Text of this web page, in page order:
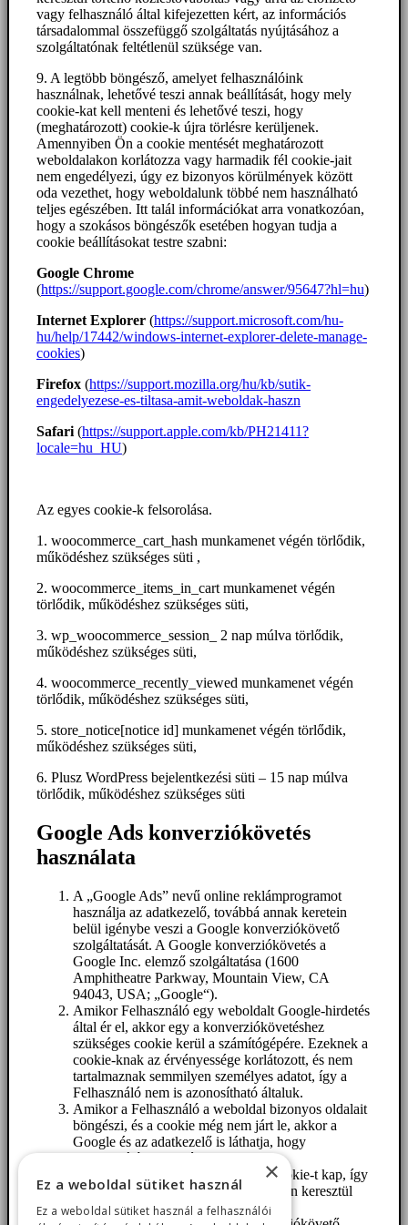
vagy felhasználó által kifejezetten kért, az információs
társadalommal összefüggő szolgáltatás nyújtásához a
szolgáltatónak feltétlenül szüksége van.
9. A legtöbb böngésző, amelyet felhasználóink
használnak, lehetővé teszi annak beállítását, hogy mely
cookie-kat kell menteni és lehetővé teszi, hogy
(meghatározott) cookie-k újra törlésre kerüljenek.
Amennyiben Ön a cookie mentését meghatározott
weboldalakon korlátozza vagy harmadik fél cookie-jait
nem engedélyezi, úgy ez bizonyos körülmények között
oda vezethet, hogy weboldalunk többé nem használható
teljes egészében. Itt talál információkat arra vonatkozóan,
hogy a szokásos böngészők esetében hogyan tudja a
cookie beállításokat testre szabni:
Google Chrome
(https://support.google.com/chrome/answer/95647?hl=hu)
Internet Explorer (https://support.microsoft.com/hu-
hu/help/17442/windows-internet-explorer-delete-manage-
cookies)
Firefox (https://support.mozilla.org/hu/kb/sutik-
engedelyezese-es-tiltasa-amit-weboldak-haszn
Safari (https://support.apple.com/kb/PH21411?
locale=hu_HU)
Az egyes cookie-k felsorolása.
1. woocommerce_cart_hash munkamenet végén törlődik,
működéshez szükséges süti ,
2. woocommerce_items_in_cart munkamenet végén
törlődik, működéshez szükséges süti,
3. wp_woocommerce_session_ 2 nap múlva törlődik,
működéshez szükséges süti,
4. woocommerce_recently_viewed munkamenet végén
törlődik, működéshez szükséges süti,
5. store_notice[notice id] munkamenet végén törlődik,
működéshez szükséges süti,
6. Plusz WordPress bejelentkezési süti – 15 nap múlva
törlődik, működéshez szükséges süti
Google Ads konverziókövetés
használata
A „Google Ads” nevű online reklámprogramot
használja az adatkezelő, továbbá annak keretein
belül igénybe veszi a Google konverziókövető
szolgáltatását. A Google konverziókövetés a
Google Inc. elemző szolgáltatása (1600
Amphitheatre Parkway, Mountain View, CA
94043, USA; „Google“).
Amikor Felhasználó egy weboldalt Google-hirdetés
által ér el, akkor egy a konverziókövetéshez
szükséges cookie kerül a számítógépére. Ezeknek a
cookie-knak az érvényessége korlátozott, és nem
tartalmaznak semmilyen személyes adatot, így a
Felhasználó nem is azonosítható általuk.
Amikor a Felhasználó a weboldal bizonyos oldalait
böngészi, és a cookie még nem járt le, akkor a
Google és az adatkezelő is láthatja, hogy
Felhasználó a hirdetésre kattintott.
Minden Google Ads ügyfél másik cookie-t kap, így
azokat az Ads ügyfeleinek weboldalain keresztül
nem lehet nyomon követni.
×
Ez a weboldal sütiket használ
Ez a weboldal sütiket használ a felhasználói